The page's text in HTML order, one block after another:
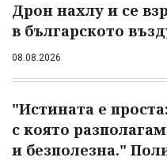
Дрон нахлу и се
в българското
08.08.2026
"Истината е
с която
и безполезна."